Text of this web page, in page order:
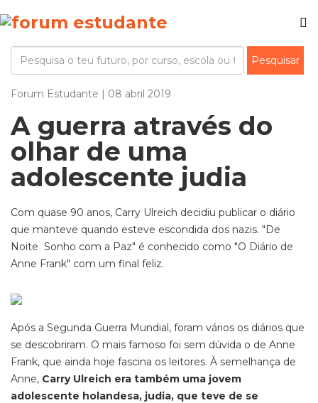
Forum Estudante | 08 abril 2019
A guerra através do
olhar de uma
adolescente judia
Com quase 90 anos, Carry Ulreich decidiu publicar o diário
que manteve quando esteve escondida dos nazis. "De
Noite Sonho com a Paz" é conhecido como "O Diário de
Anne Frank" com um final feliz.
Após a Segunda Guerra Mundial, foram vários os diários que
se descobriram. O mais famoso foi sem dúvida o de Anne
Frank, que ainda hoje fascina os leitores. À semelhança de
Anne, Carry Ulreich era também uma jovem
adolescente holandesa, judia, que teve de se